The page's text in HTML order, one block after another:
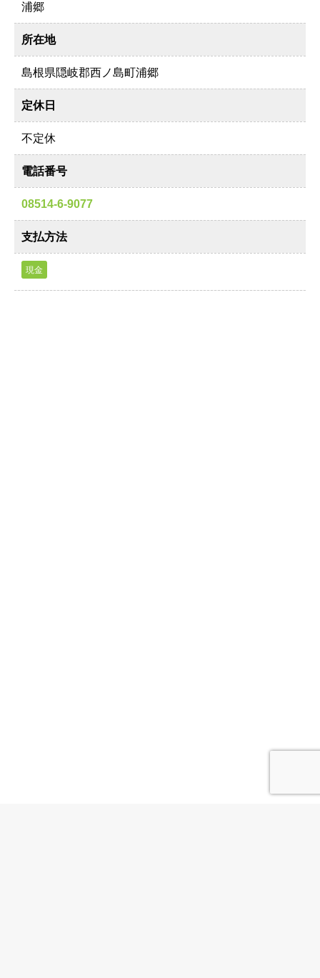
浦郷
所在地
島根県隠岐郡西ノ島町浦郷
定休日
不定休
電話番号
08514-6-9077
支払方法
現金